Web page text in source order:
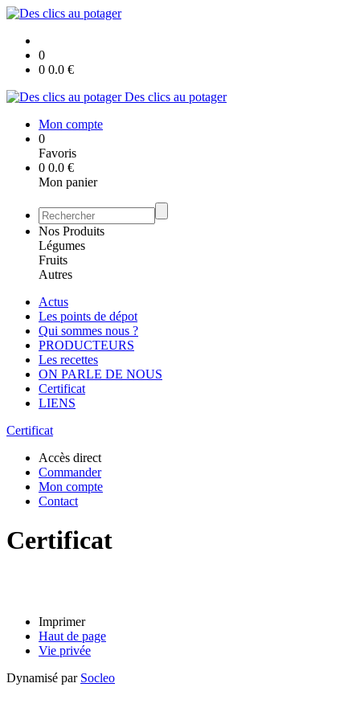
0
0 0.0 €
Des clics au potager
Mon compte
0
Favoris
0 0.0 €
Mon panier
Nos Produits
Légumes
Fruits
Autres
Actus
Les points de dépot
Qui sommes nous ?
PRODUCTEURS
Les recettes
ON PARLE DE NOUS
Certificat
LIENS
Certificat
Accès direct
Commander
Mon compte
Contact
Certificat
Imprimer
Haut de page
Vie privée
Dynamisé par Socleo